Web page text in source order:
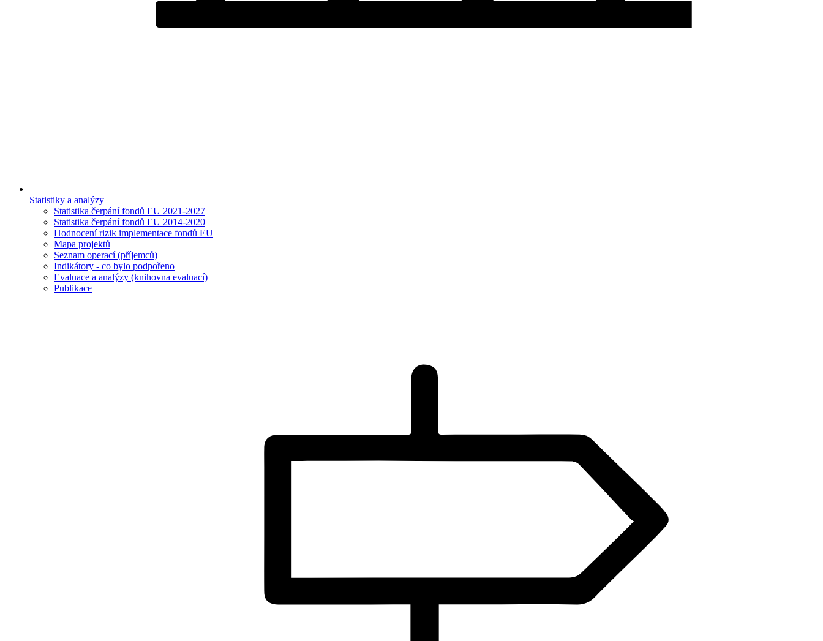
Statistiky a analýzy
Statistika čerpání fondů EU 2021-2027
Statistika čerpání fondů EU 2014-2020
Hodnocení rizik implementace fondů EU
Mapa projektů
Seznam operací (příjemců)
Indikátory - co bylo podpořeno
Evaluace a analýzy (knihovna evaluací)
Publikace